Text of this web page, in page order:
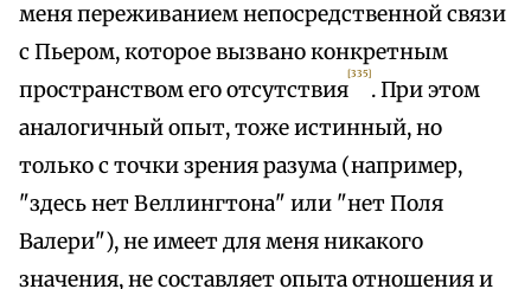
меня переживанием непосредственной связи
с Пьером, которое вызвано конкретным
пространством его отсутствия
[335]
. При этом
аналогичный опыт, тоже истинный, но
только с точки зрения разума (например,
"здесь нет Веллингтона" или "нет Поля
Валери"), не имеет для меня никакого
значения, не составляет опыта отношения и